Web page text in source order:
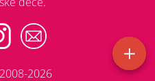
2026